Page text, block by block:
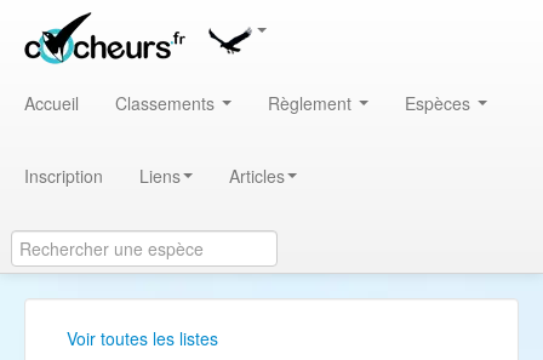
Accueil Classements Règlement Espèces
Inscription Liens Articles
Voir toutes les listes